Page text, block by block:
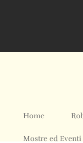
Home
Mostre ed Eventi